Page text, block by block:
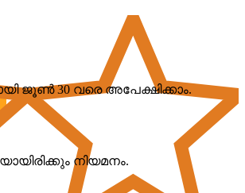
ജൂൺ 30 വരെ അപേക്ഷിക്കാം.
നിയമനം.